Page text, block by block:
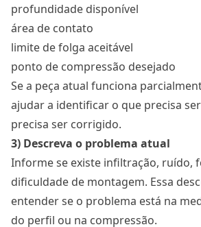
profundidade disponível
área de contato
limite de folga aceitável
ponto de compressão desejado
Se a peça atual funciona
ajudar a identificar o que precisa
precisa ser corrigido.
3) Descreva o problema atual
Informe se existe infiltração, ruído,
dificuldade de montagem. Essa
entender se o problema está na
do perfil ou na compressão.